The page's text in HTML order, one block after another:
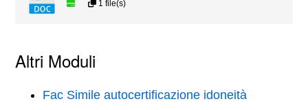
1 file(s)
Altri Moduli
Fac Simile autocertificazione idoneità